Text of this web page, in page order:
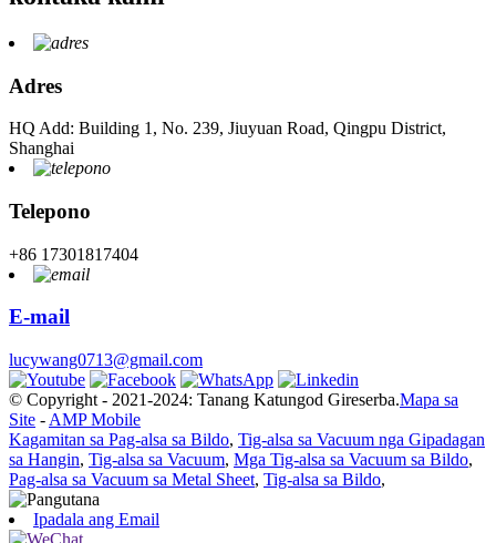
Adres
HQ Add: Building 1, No. 239, Jiuyuan Road, Qingpu District,
Shanghai
Telepono
+86 17301817404
E-mail
lucywang0713@gmail.com
© Copyright - 2021-2024: Tanang Katungod Gireserba.Mapa sa
Site - AMP Mobile
Kagamitan sa Pag-alsa sa Bildo, Tig-alsa sa Vacuum nga Gipadagan
sa Hangin, Tig-alsa sa Vacuum, Mga Tig-alsa sa Vacuum sa Bildo,
Pag-alsa sa Vacuum sa Metal Sheet, Tig-alsa sa Bildo,
Ipadala ang Email